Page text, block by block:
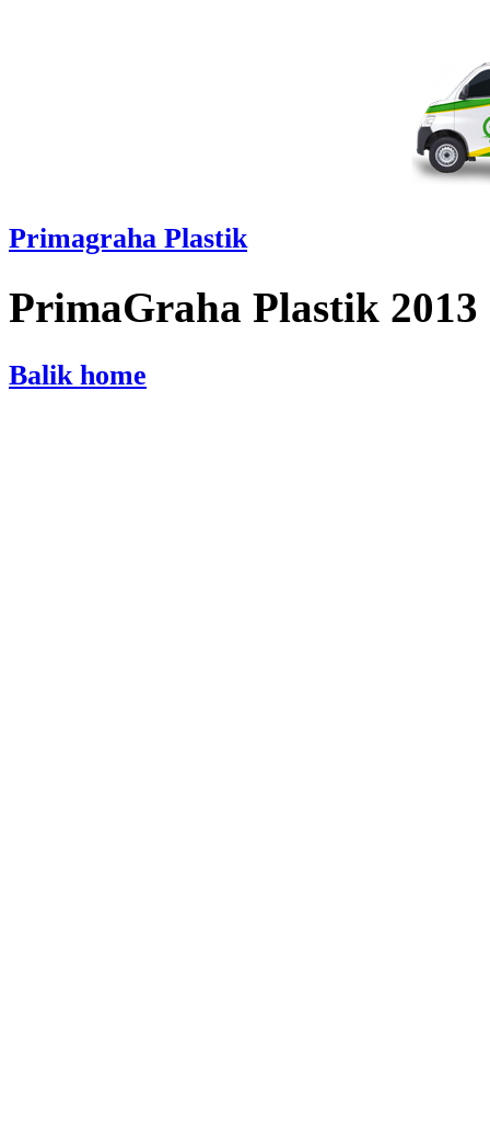
Primagraha Plastik
PrimaGraha Plastik 2013
Balik home